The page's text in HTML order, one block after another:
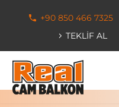
+90 850 466 7325
TEKLİF AL